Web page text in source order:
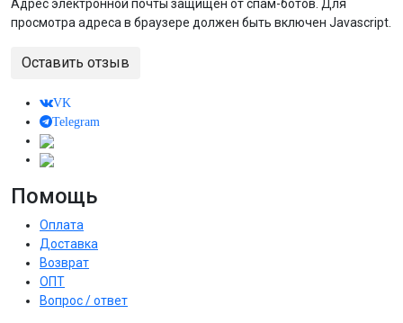
Адрес электронной почты защищен от спам-ботов. Для
просмотра адреса в браузере должен быть включен Javascript.
Оставить отзыв
VK
Telegram
Помощь
Оплата
Доставка
Возврат
ОПТ
Вопрос / ответ